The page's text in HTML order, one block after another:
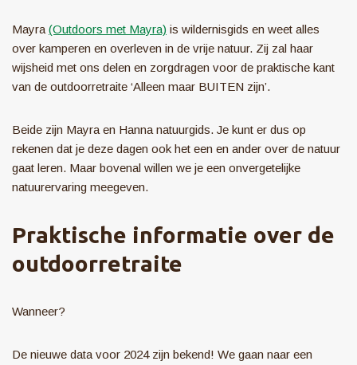
Mayra (Outdoors met Mayra) is wildernisgids en weet alles
over kamperen en overleven in de vrije natuur. Zij zal haar
wijsheid met ons delen en zorgdragen voor de praktische kant
van de outdoorretraite ‘Alleen maar BUITEN zijn’.
Beide zijn Mayra en Hanna natuurgids. Je kunt er dus op
rekenen dat je deze dagen ook het een en ander over de natuur
gaat leren. Maar bovenal willen we je een onvergetelijke
natuurervaring meegeven.
Praktische informatie over de
outdoorretraite
Wanneer?
De nieuwe data voor 2024 zijn bekend! We gaan naar een